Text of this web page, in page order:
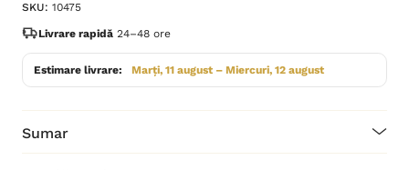
SKU: 10475
Livrare rapidă 24–48 ore
Estimare livrare: Marți, 11 august – Miercuri, 12 august
Sumar